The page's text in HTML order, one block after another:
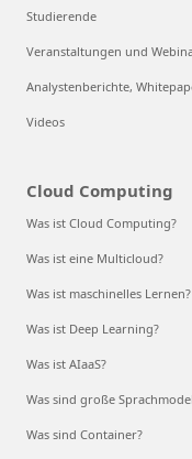
Studierende
Veranstaltungen und
Analystenberichte,
Videos
Cloud Computing
Was ist Cloud Computing?
Was ist eine Multicloud?
Was ist maschinelles Lernen?
Was ist Deep Learning?
Was ist AIaaS?
Was sind große
Was sind Container?